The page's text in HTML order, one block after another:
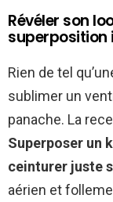
Révéler son
superposition
Rien de tel
sublimer un
panache. La
Superposer un
ceinturer juste
aérien et